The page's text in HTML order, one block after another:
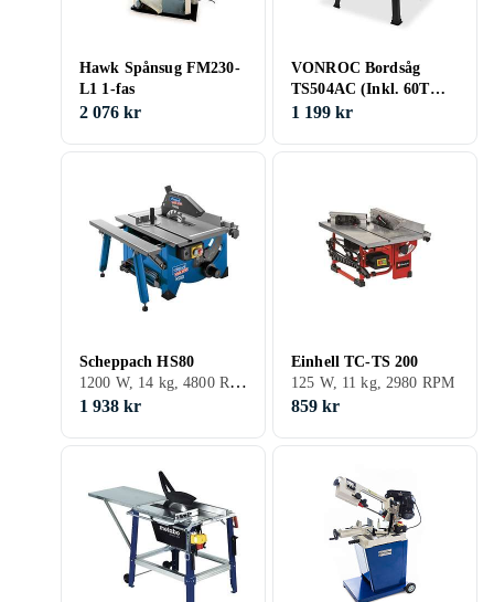
Hawk Spånsug FM230-
L1 1-fas
2 076 kr
VONROC Bordsåg
TS504AC (Inkl. 60T
Savklinge og Stativ)
1 199 kr
Scheppach HS80
1200 W, 14 kg, 4800 RPM
1 938 kr
Einhell TC-TS 200
125 W, 11 kg, 2980 RPM
859 kr